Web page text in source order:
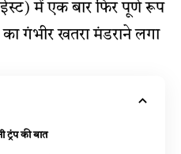
में एक बार फिर पूर्ण रूप
गंभीर खतरा मंडराने लगा
ट्रंप की बात